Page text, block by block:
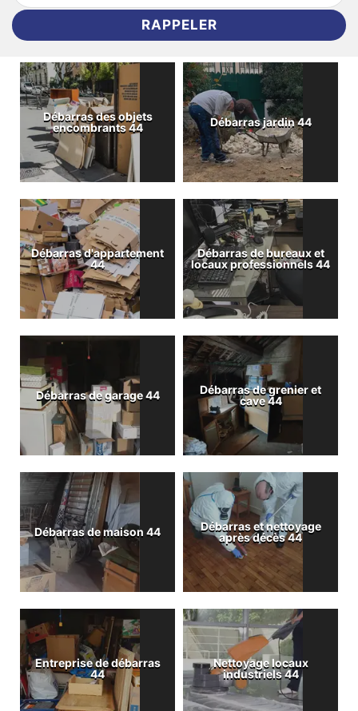
Débarras des objets
encombrants 44
Débarras jardin 44
Débarras d'appartement
44
Débarras de bureaux et
locaux professionnels 44
Débarras de garage 44
Débarras de grenier et
cave 44
Débarras de maison 44
Débarras et nettoyage
après décès 44
Entreprise de débarras
44
Nettoyage locaux
industriels 44